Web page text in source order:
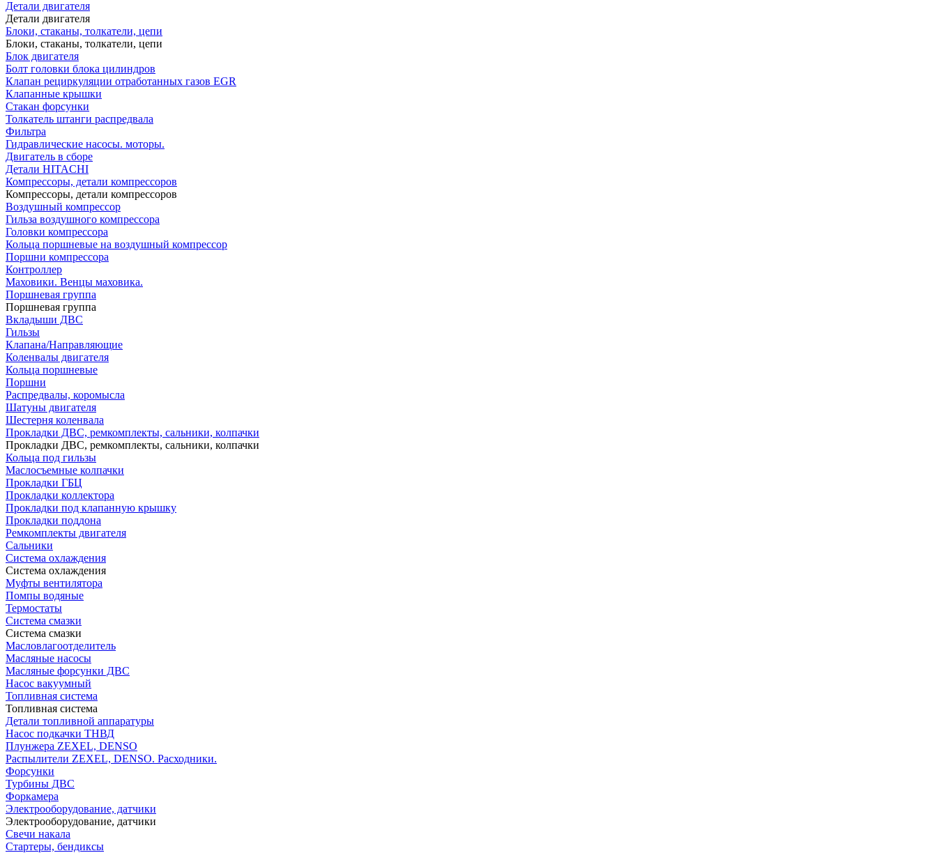
Детали двигателя
Детали двигателя
Блоки, стаканы, толкатели, цепи
Блоки, стаканы, толкатели, цепи
Блок двигателя
Болт головки блока цилиндров
Клапан рециркуляции отработанных газов EGR
Клапанные крышки
Стакан форсунки
Толкатель штанги распредвала
Фильтра
Гидравлические насосы. моторы.
Двигатель в сборе
Детали HITACHI
Компрессоры, детали компрессоров
Компрессоры, детали компрессоров
Воздушный компрессор
Гильза воздушного компрессора
Головки компрессора
Кольца поршневые на воздушный компрессор
Поршни компрессора
Контроллер
Маховики. Венцы маховика.
Поршневая группа
Поршневая группа
Вкладыши ДВС
Гильзы
Клапана/Направляющие
Коленвалы двигателя
Кольца поршневые
Поршни
Распредвалы, коромысла
Шатуны двигателя
Шестерня коленвала
Прокладки ДВС, ремкомплекты, сальники, колпачки
Прокладки ДВС, ремкомплекты, сальники, колпачки
Кольца под гильзы
Маслосъемные колпачки
Прокладки ГБЦ
Прокладки коллектора
Прокладки под клапанную крышку
Прокладки поддона
Ремкомплекты двигателя
Сальники
Система охлаждения
Система охлаждения
Муфты вентилятора
Помпы водяные
Термостаты
Система смазки
Система смазки
Масловлагоотделитель
Масляные насосы
Масляные форсунки ДВС
Насос вакуумный
Топливная система
Топливная система
Детали топливной аппаратуры
Насос подкачки ТНВД
Плунжера ZEXEL, DENSO
Распылители ZEXEL, DENSO. Расходники.
Форсунки
Турбины ДВС
Форкамера
Электрооборудование, датчики
Электрооборудование, датчики
Свечи накала
Стартеры, бендиксы